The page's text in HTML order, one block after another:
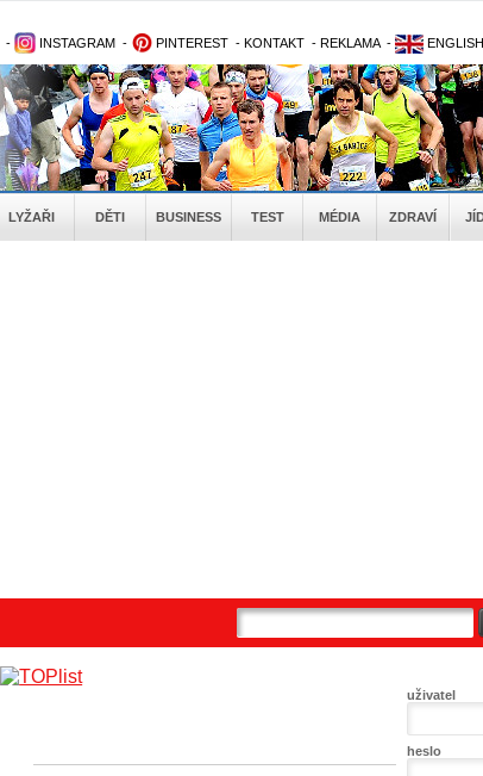
- INSTAGRAM - PINTEREST - KONTAKT - REKLAMA - ENGLISH
LYŽAŘI DĚTI BUSINESS TEST MÉDIA ZDRAVÍ
uživatel
heslo